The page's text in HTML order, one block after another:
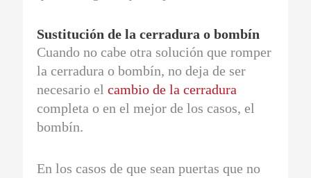
Sustitución de la cerradura o bombín
Cuando no cabe otra solución que romper
la cerradura o bombín, no deja de ser
necesario elcambio de la cerradura
completa o en el mejor de los casos, el
bombín.
En los casos de que sean puertas que no